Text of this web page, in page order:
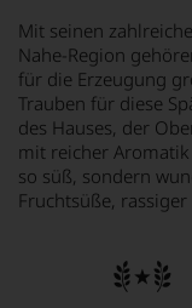
Mit seinen
Nahe-Region
für die Erzeugung
Trauben für diese
des Hauses, der
mit reicher
so süß, sondern
Fruchtsüße,